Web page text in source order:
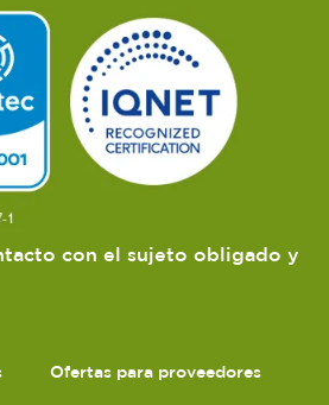
con el sujeto obligado y
Ofertas para proveedores